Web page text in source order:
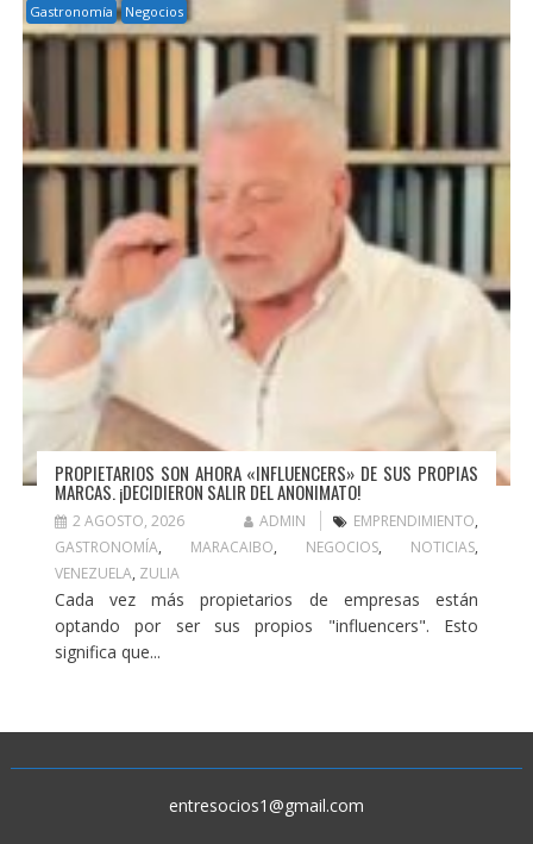
Gastronomía Negocios
PROPIETARIOS SON AHORA «INFLUENCERS» DE SUS PROPIAS
MARCAS. ¡DECIDIERON SALIR DEL ANONIMATO!
2 AGOSTO, 2026 ADMIN EMPRENDIMIENTO,
GASTRONOMÍA, MARACAIBO, NEGOCIOS, NOTICIAS,
VENEZUELA, ZULIA
Cada vez más propietarios de empresas están
optando por ser sus propios "influencers". Esto
significa que...
entresocios1@gmail.com